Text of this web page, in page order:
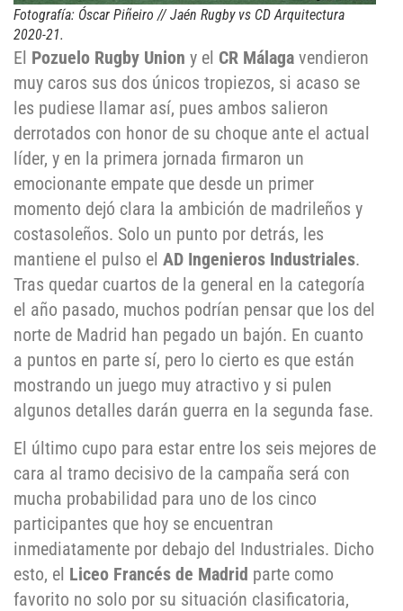
Fotografía: Óscar Piñeiro // Jaén Rugby vs CD Arquitectura
2020-21.
El Pozuelo Rugby Union y el CR Málaga vendieron
muy caros sus dos únicos tropiezos, si acaso se
les pudiese llamar así, pues ambos salieron
derrotados con honor de su choque ante el actual
líder, y en la primera jornada firmaron un
emocionante empate que desde un primer
momento dejó clara la ambición de madrileños y
costasoleños. Solo un punto por detrás, les
mantiene el pulso el AD Ingenieros Industriales.
Tras quedar cuartos de la general en la categoría
el año pasado, muchos podrían pensar que los del
norte de Madrid han pegado un bajón. En cuanto
a puntos en parte sí, pero lo cierto es que están
mostrando un juego muy atractivo y si pulen
algunos detalles darán guerra en la segunda fase.
El último cupo para estar entre los seis mejores de
cara al tramo decisivo de la campaña será con
mucha probabilidad para uno de los cinco
participantes que hoy se encuentran
inmediatamente por debajo del Industriales. Dicho
esto, el Liceo Francés de Madrid parte como
favorito no solo por su situación clasificatoria,